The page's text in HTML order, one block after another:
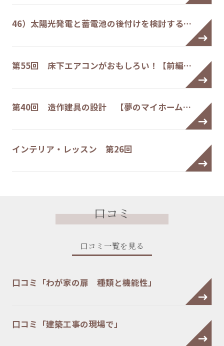
46）太陽光発電と蓄電池の後付けを検討する…
第55回 床下エアコンがおもしろい！【前編…
第40回 造作建具の設計 【夢のマイホーム…
インテリア・レッスン 第26回
口コミ
口コミ一覧を見る
口コミ「わが家の扉 種類と機能性」
口コミ「建築工事の現場で」